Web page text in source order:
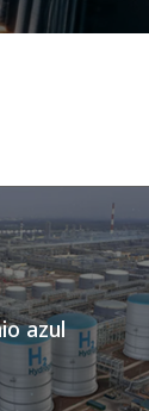
azul